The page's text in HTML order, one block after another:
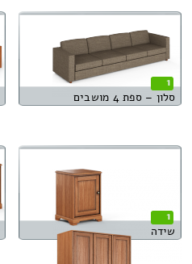
1
סלון – ספת 4 מושבים
1
שידה